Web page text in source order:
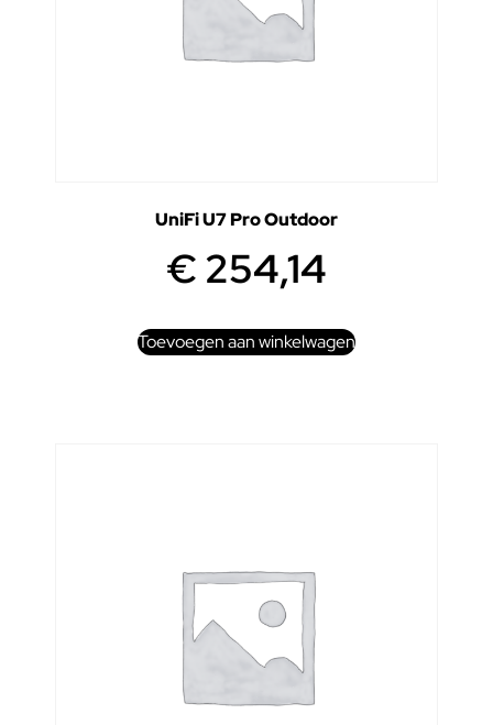
UniFi U7 Pro Outdoor
€254,14
Toevoegen aan winkelwagen